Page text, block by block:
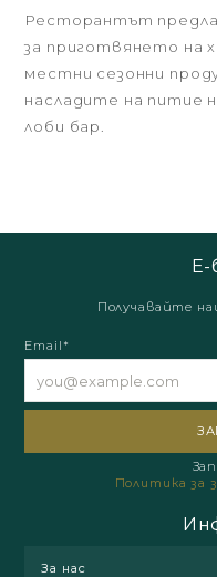
Ресторантът
за приготвянето на
местни сезонни
насладите на питие
лоби бар.
Е-
Получавайте
Email*
Политика за
За нас